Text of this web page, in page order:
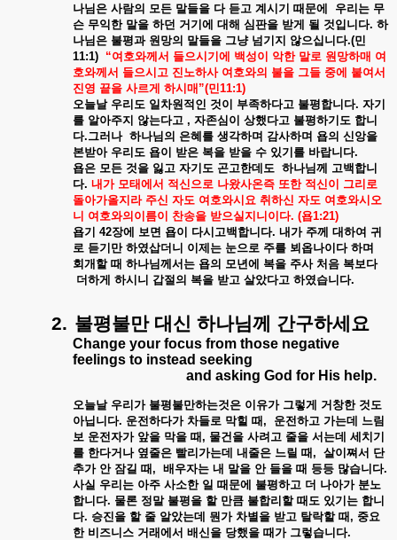
나님은 사람의 모든 말들을 다 듣고 계시기 때문에 우리는 무
슨 무익한 말을 하던 거기에 대해 심판을 받게 될 것입니다. 하
나님은 불평과 원망의 말들을 그냥 넘기지 않으십니다.(민
11:1) “여호와께서 들으시기에 백성이 악한 말로 원망하매 여
호와께서 들으시고 진노하사 여호와의 불을 그들 중에 붙여서
진영 끝을 사르게 하시매”(민11:1)
오늘날 우리도 일차원적인 것이 부족하다고 불평합니다. 자기
를 알아주지 않는다고 , 자존심이 상했다고 불평하기도 합니
다.그러나 하나님의 은혜를 생각하며 감사하며 욥의 신앙을
본받아 우리도 욥이 받은 복을 받을 수 있기를 바랍니다.
욥은 모든 것을 잃고 자기도 곤고한데도 하나님께 고백합니
다. 내가 모태에서 적신으로 나왔사온즉 또한 적신이 그리로
돌아가올지라 주신 자도 여호와시요 취하신 자도 여호와시오
니 여호와의이름이 찬송을 받으실지니이다. (욥1:21)
욥기 42장에 보면 욥이 다시고백합니다. 내가 주께 대하여 귀
로 듣기만 하였삽더니 이제는 눈으로 주를 뵈옵나이다 하며
회개할 때 하나님께서는 욥의 모년에 복을 주사 처음 복보다
더하게 하시니 갑절의 복을 받고 살았다고 하였습니다.
2. 불평불만 대신 하나님께 간구하세요
Change your focus from those negative
feelings to instead seeking
and asking God for His help.
오늘날 우리가 불평불만하는것은 이유가 그렇게 거창한 것도
아닙니다. 운전하다가 차들로 막힐 때, 운전하고 가는데 느림
보 운전자가 앞을 막을 때, 물건을 사려고 줄을 서는데 세치기
를 한다거나 옆줄은 빨리가는데 내줄은 느릴 때, 살이쪄서 단
추가 안 잠길 때, 배우자는 내 말을 안 들을 때 등등 많습니다.
사실 우리는 아주 사소한 일 때문에 불평하고 더 나아가 분노
합니다. 물론 정말 불평을 할 만큼 불합리할 때도 있기는 합니
다. 승진을 할 줄 알았는데 뭔가 차별을 받고 탈락할 때, 중요
한 비즈니스 거래에서 배신을 당했을 때가 그렇습니다.